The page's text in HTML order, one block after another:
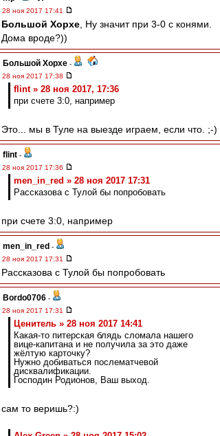
28 ноя 2017 17:41
Большой Хорхе , Ну значит при 3-0 с конями.
Дома вроде?))
Большой Хорхе -
28 ноя 2017 17:38
flint » 28 ноя 2017, 17:36
при счете 3:0, например
Это... мы в Туле на выезде играем, если что. ;-)
flint -
28 ноя 2017 17:36
men_in_red » 28 ноя 2017 17:31
Рассказова с Тулой бы попробовать
при счете 3:0, например
men_in_red -
28 ноя 2017 17:31
Рассказова с Тулой бы попробовать
Bordo0706 -
28 ноя 2017 17:31
Ценитель » 28 ноя 2017 14:41
Какая-то питерская блядь сломала нашего
вице-капитана и не получила за это даже
жёлтую карточку?
Нужно добиваться послематчевой
дисквалификации.
Господин Родионов, Ваш выход.
сам то веришь?:)